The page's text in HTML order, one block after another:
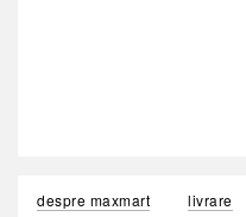
despre maxmart livrare